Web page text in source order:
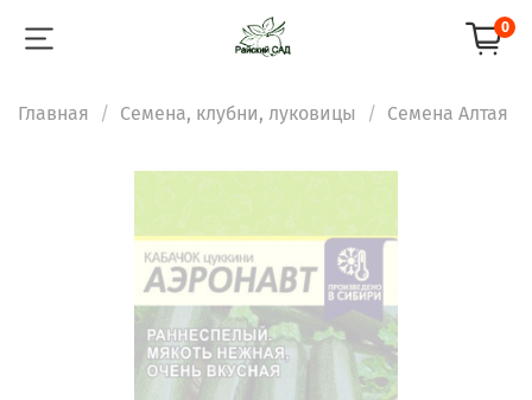
0
Главная Семена, клубни, луковицы Семена Алтая